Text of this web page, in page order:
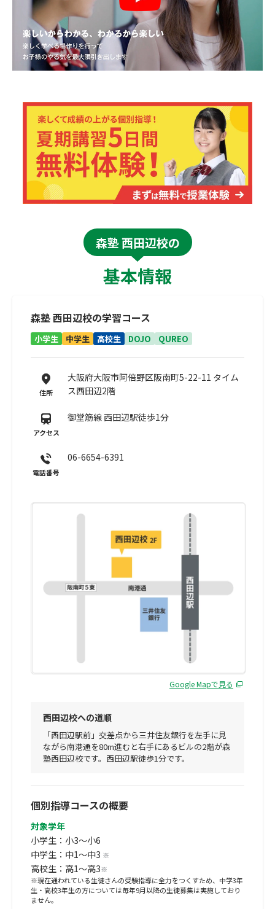
森塾 西田辺校の
基本情報
森塾 西田辺校の学習コース
小学生 中学生 高校生 DOJO QUREO
住所
大阪府大阪市阿倍野区阪南町5-22-11 タイム
ス西田辺2階
アクセス
御堂筋線 西田辺駅徒歩1分
電話番号
06-6654-6391
個別指導コースの概要
対象学年
小学生：小3～小6
中学生：中1～中3 ※
高校生：高1～高3※
※現在通われている生徒さんの受験指導に全力をつくすため、中学3年
生・高校3年生の方については毎年9月以降の生徒募集は実施しており
ません。
Google Mapで見る
西田辺校への道順
「西田辺駅前」交差点から三井住友銀行を左手に見
ながら南港通を80m進むと右手にあるビルの2階が森
塾西田辺校です。西田辺駅徒歩1分です。